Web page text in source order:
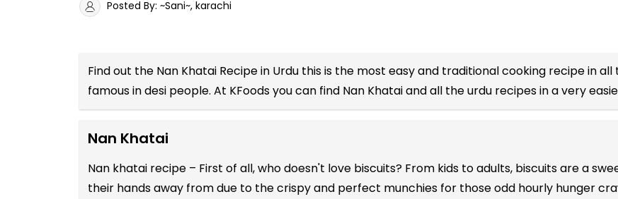
Posted By: ~Sani~, karachi
Find out the Nan Khatai Recipe in Urdu this is the most easy and traditional cooking recipe in all
famous in desi people. At KFoods you can find Nan Khatai and all theurdu recipesin a very
Nan Khatai
Nan khatai recipe – First of all, who doesn't love biscuits? From kids to adults, biscuits are a
their hands away from due to the crispy and perfect munchies for those odd hourly hunger